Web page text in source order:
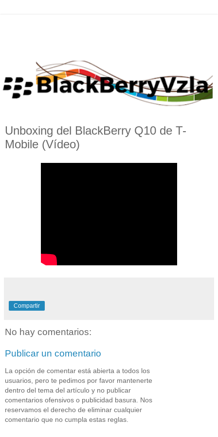
Unboxing del BlackBerry Q10 de T-
Mobile (Vídeo)
Compartir
No hay comentarios:
Publicar un comentario
La opción de comentar está abierta a todos los
usuarios, pero te pedimos por favor mantenerte
dentro del tema del artículo y no publicar
comentarios ofensivos o publicidad basura. Nos
reservamos el derecho de eliminar cualquier
comentario que no cumpla estas reglas.